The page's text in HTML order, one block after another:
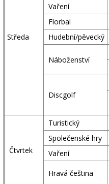
Středa
Vaření
Florbal
Hudební/pěvecký
Náboženství
Discgolf
Čtvrtek
Turistický
Společenské hry
Vaření
Hravá čeština